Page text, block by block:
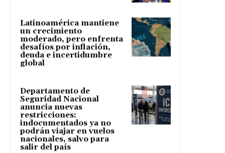
Latinoamérica mantiene
un crecimiento
moderado, pero enfrenta
desafíos por inflación,
deuda e incertidumbre
global
Departamento de
Seguridad Nacional
anuncia nuevas
restricciones:
indocumentados ya no
podrán viajar en vuelos
nacionales, salvo para
salir del país